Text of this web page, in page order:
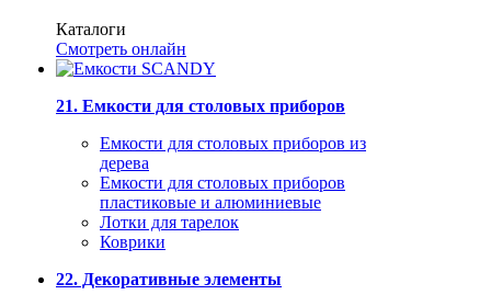
Каталоги
Смотреть онлайн
21. Емкости для столовых приборов
Емкости для столовых приборов из
дерева
Емкости для столовых приборов
пластиковые и алюминиевые
Лотки для тарелок
Коврики
22. Декоративные элементы